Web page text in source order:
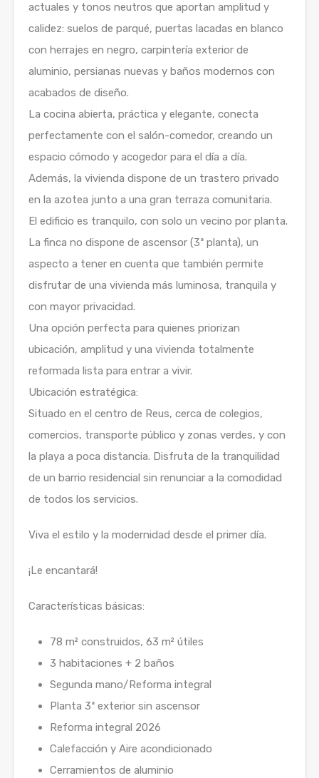
actuales y tonos neutros que aportan amplitud y
calidez: suelos de parqué, puertas lacadas en blanco
con herrajes en negro, carpintería exterior de
aluminio, persianas nuevas y baños modernos con
acabados de diseño.
La cocina abierta, práctica y elegante, conecta
perfectamente con el salón-comedor, creando un
espacio cómodo y acogedor para el día a día.
Además, la vivienda dispone de un trastero privado
en la azotea junto a una gran terraza comunitaria.
El edificio es tranquilo, con solo un vecino por planta.
La finca no dispone de ascensor (3ª planta), un
aspecto a tener en cuenta que también permite
disfrutar de una vivienda más luminosa, tranquila y
con mayor privacidad.
Una opción perfecta para quienes priorizan
ubicación, amplitud y una vivienda totalmente
reformada lista para entrar a vivir.
Ubicación estratégica:
Situado en el centro de Reus, cerca de colegios,
comercios, transporte público y zonas verdes, y con
la playa a poca distancia. Disfruta de la tranquilidad
de un barrio residencial sin renunciar a la comodidad
de todos los servicios.
Viva el estilo y la modernidad desde el primer día.
¡Le encantará!
Características básicas:
78 m² construidos, 63 m² útiles
3 habitaciones + 2 baños
Segunda mano/Reforma integral
Planta 3ª exterior sin ascensor
Reforma integral 2026
Calefacción y Aire acondicionado
Cerramientos de aluminio